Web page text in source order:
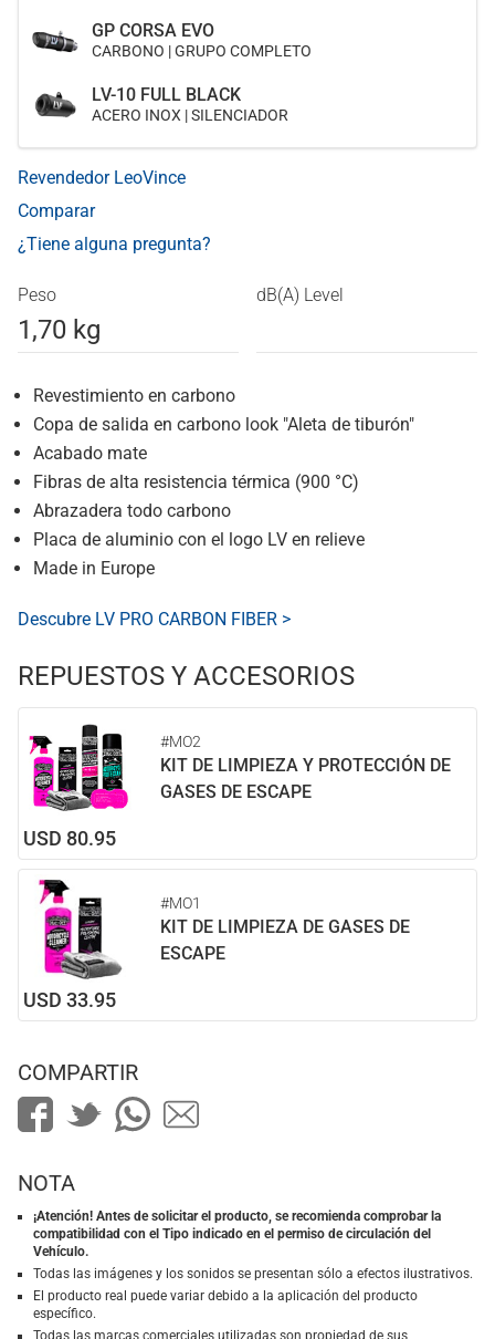
GP CORSA EVO
CARBONO | GRUPO COMPLETO
LV-10 FULL BLACK
ACERO INOX | SILENCIADOR
Revendedor LeoVince
Comparar
¿Tiene alguna pregunta?
Peso
1,70 kg
dB(A) Level
Revestimiento en carbono
Copa de salida en carbono look "Aleta de tiburón"
Acabado mate
Fibras de alta resistencia térmica (900 °C)
Abrazadera todo carbono
Placa de aluminio con el logo LV en relieve
Made in Europe
Descubre LV PRO CARBON FIBER >
REPUESTOS Y ACCESORIOS
#MO2
KIT DE LIMPIEZA Y PROTECCIÓN DE
GASES DE ESCAPE
USD 80.95
#MO1
KIT DE LIMPIEZA DE GASES DE
ESCAPE
USD 33.95
COMPARTIR
NOTA
¡Atención! Antes de solicitar el producto, se recomienda comprobar la
compatibilidad con el Tipo indicado en el permiso de circulación del
Vehículo.
Todas las imágenes y los sonidos se presentan sólo a efectos ilustrativos.
El producto real puede variar debido a la aplicación del producto
específico.
Todas las marcas comerciales utilizadas son propiedad de sus